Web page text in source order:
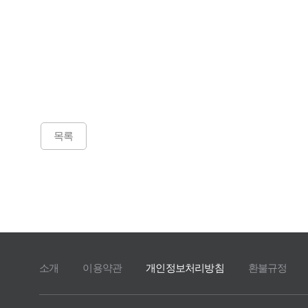
목록
소개 이용약관 개인정보처리방침 환불규정